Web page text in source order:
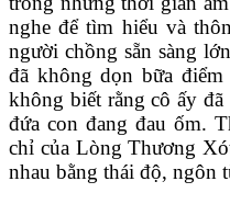
nghe để tìm hiểu và
người chồng sẵn sàng
đã không dọn bữa
không biết rằng cô ấy
đứa con đang đau ốm.
chỉ của Lòng Thương
nhau bằng thái độ, ngôn